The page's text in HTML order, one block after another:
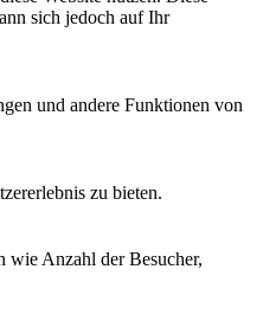
sich jedoch auf Ihr
und andere Funktionen von
zu bieten.
wie Anzahl der Besucher,